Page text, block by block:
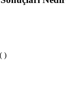
)